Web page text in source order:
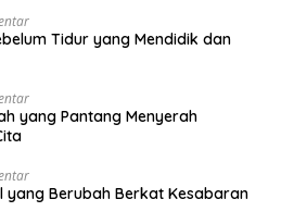
Tidur yang Mendidik dan
yang Pantang Menyerah
yang Berubah Berkat Kesabaran